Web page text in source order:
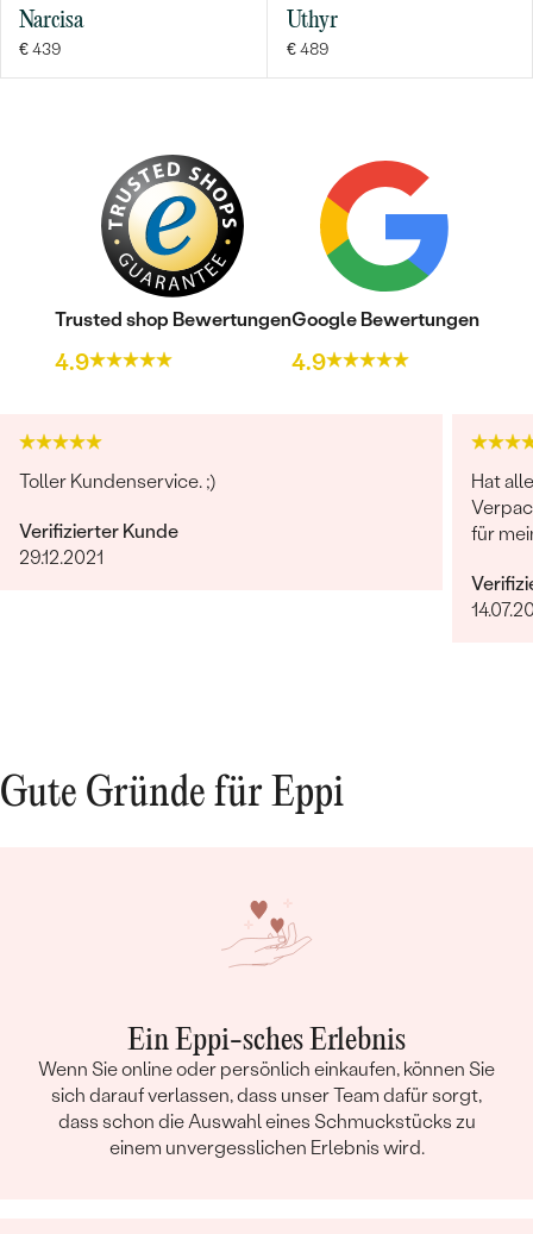
Narcisa
€ 439
Uthyr
€ 489
Trusted shop Bewertungen
4.9
Google Bewertungen
4.9
Toller Kundenservice. ;)
Verifizierter Kunde
29.12.2021
Hat
für
Gute Gründe für Eppi
Ein Eppi-sches Erlebnis
Wenn Sie online oder persönlich einkaufen, können Sie
sich darauf verlassen, dass unser Team dafür sorgt,
dass schon die Auswahl eines Schmuckstücks zu
einem unvergesslichen Erlebnis wird.